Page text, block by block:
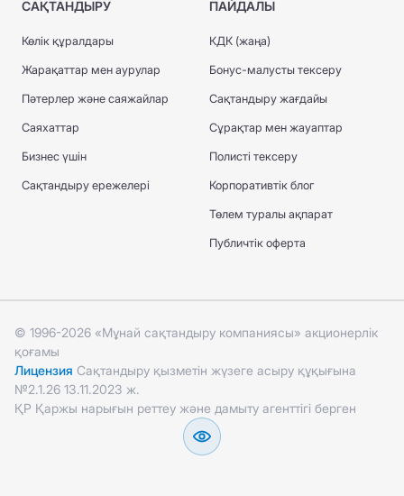
САҚТАНДЫРУ
Көлік құралдары
Жарақаттар мен аурулар
Пәтерлер және саяжайлар
Саяхаттар
Бизнес үшін
Сақтандыру ережелері
ПАЙДАЛЫ
КДК (жаңа)
Бонус-малусты тексеру
Сақтандыру жағдайы
Сұрақтар мен жауаптар
Полисті тексеру
Корпоративтік блог
Төлем туралы ақпарат
Публичтік оферта
© 1996-2026 «Мұнай сақтандыру компаниясы» акционерлік
қоғамы
Лицензия Сақтандыру қызметін жүзеге асыру құқығына
№2.1.26 13.11.2023 ж.
ҚР Қаржы нарығын реттеу және дамыту агенттігі берген